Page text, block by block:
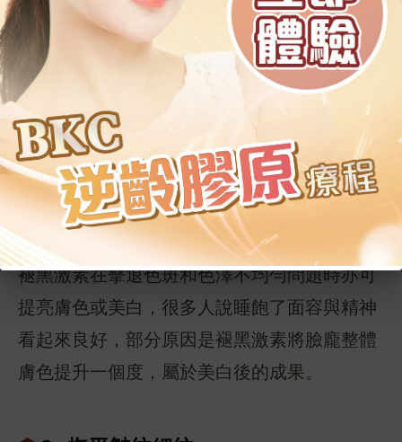
的容貌。
他色素沉澱問題
除了黑眼圈，其他色素沉澱問題如色斑或膚色
不勻，美容覺也會在產生充足的褪黑激素後將
暗啞與斑點問題驅逐。睡眠時所催發的褪黑激
素具備抗氧化功能，不僅能延緩皮膚的衰老，
褪黑激素在擊退色斑和色澤不均勻問題時亦可
提亮膚色或美白，很多人說睡飽了面容與精神
看起來良好，部分原因是褪黑激素將臉龐整體
膚色提升一個度，屬於美白後的成果。